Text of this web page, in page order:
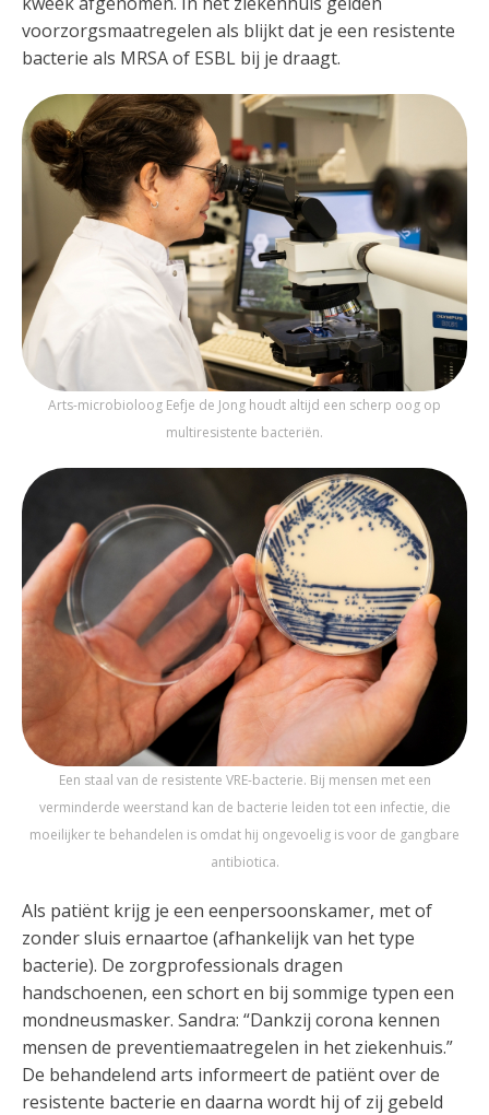
voorzorgsmaatregelen als blijkt dat je een resistente
bacterie als MRSA of ESBL bij je draagt.
Arts-microbioloog Eefje de Jong houdt altijd een scherp oog op
multiresistente bacteriën.
Een staal van de resistente VRE-bacterie. Bij mensen met een
verminderde weerstand kan de bacterie leiden tot een infectie, die
moeilijker te behandelen is omdat hij ongevoelig is voor de gangbare
antibiotica.
Als patiënt krijg je een eenpersoonskamer, met of
zonder sluis ernaartoe (afhankelijk van het type
bacterie). De zorgprofessionals dragen
handschoenen, een schort en bij sommige typen een
mondneusmasker. Sandra: “Dankzij corona kennen
mensen de preventiemaatregelen in het ziekenhuis.”
De behandelend arts informeert de patiënt over de
resistente bacterie en daarna wordt hij of zij gebeld